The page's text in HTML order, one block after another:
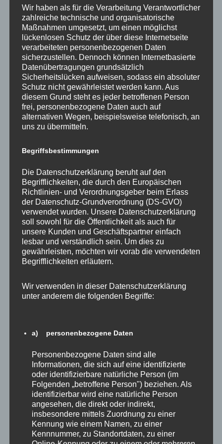
Mein Wahlkreis ,Pressemeldungen Flughafen,
Nachnutzung Tegel,Reinickendorf,SPD,Tegel,Tegel Projekt
GmbH,TXL,TXL Nachnutzung
Gesprächstermin in den
Die Siedlung Mäckeritzwiesen e.V. hatte mich
anläßlich ihrer Mitgliederversammlung am Sonntag,
24. April 2022 gemeinsam mit dem
Bezirksverordneten Ulf Wilhelm […]
Aktuelles,Mäckeritzwiesen Flughafen,Fraktion
Mäckeritzwiesen,Reinickendorf,SPD,SPD-Fraktion
Starkregenvorsorge
Meine Bilanz 2016-2021 habe ich in einem Flyer
zusammengestellt. In aller Kürze natürlich –
ausführlich können Sie sich auf meiner […]
Aktuelles,Mein Wahlkreis Abgeordnetenhaus
BER,Cité Guynemer ,Flughafen,Mäckeritzwiesen,
Nachnutzung Tegel ,Reinickendorf, SPD
Wir haben als für die Verarbeitung Verantwortlicher
zahlreiche technische und organisatorische
Maßnahmen umgesetzt, um einen möglichst
lückenlosen Schutz der über diese Internetseite
verarbeiteten personenbezogenen Daten
sicherzustellen. Dennoch können Internetbasierte
Datenübertragungen grundsätzlich
Sicherheitslücken aufweisen, sodass ein absoluter
Schutz nicht gewährleistet werden kann. Aus
diesem Grund steht es jeder betroffenen Person
frei, personenbezogene Daten auch auf
alternativen Wegen, beispielsweise telefonisch, an
uns zu übermitteln.
Begriffsbestimmungen
Die Datenschutzerklärung beruht auf den
Begrifflichkeiten, die durch den Europäischen
Richtlinien- und Verordnungsgeber beim Erlass
der Datenschutz-Grundverordnung (DS-GVO)
verwendet wurden. Unsere Datenschutzerklärung
soll sowohl für die Öffentlichkeit als auch für
unsere Kunden und Geschäftspartner einfach
lesbar und verständlich sein. Um dies zu
gewährleisten, möchten wir vorab die verwendeten
Begrifflichkeiten erläutern.
Wir verwenden in dieser Datenschutzerklärung
unter anderem die folgenden Begriffe:
a) personenbezogene Daten
Personenbezogene Daten sind alle
Informationen, die sich auf eine identifizierte
oder identifizierbare natürliche Person (im
Folgenden „betroffene Person") beziehen. Als
identifizierbar wird eine natürliche Person
angesehen, die direkt oder indirekt,
insbesondere mittels Zuordnung zu einer
Kennung wie einem Namen, zu einer
Kennnummer, zu Standortdaten, zu einer